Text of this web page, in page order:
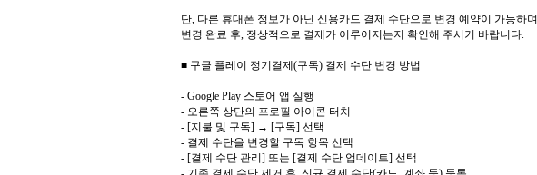
단, 다른 휴대폰 정보가 아닌 신용카드 결제 수단으로 변경 예약이 가능하며
변경 완료 후, 정상적으로 결제가 이루어지는지 확인해 주시기 바랍니다.
■ 구글 플레이 정기결제(구독) 결제 수단 변경 방법
- Google Play 스토어 앱 실행
- 오른쪽 상단의 프로필 아이콘 터치
- [지불 및 구독] → [구독] 선택
- 결제 수단을 변경할 구독 항목 선택
- [결제 수단 관리] 또는 [결제 수단 업데이트] 선택